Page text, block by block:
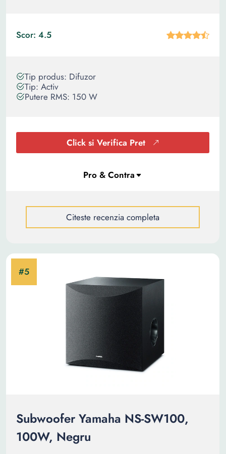
Scor: 4.5
Tip produs: Difuzor
Tip: Activ
Putere RMS: 150 W
Click si Verifica Pret
Citeste recenzia completa
Subwoofer Yamaha NS-SW100,
100W, Negru